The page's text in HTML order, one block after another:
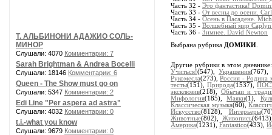
Т. АЛЬБИНОНИ АДАЖИО СОЛЬ-
МИНОР
Слушали: 4070 Комментарии: 7
Sarah Brightman & Andrea Bocelli
Слушали: 18146 Комментарии: 6
Queen - The Show must go on
Слушали: 5347 Комментарии: 2
Edi Line "Per aspera ad astra"
Слушали: 4032 Комментарии: 0
t.i.-what you know
Слушали: 9679 Комментарии: 0
Часть 32 - Это фантастика!
Часть 33 - От весны до осени.
Часть 34 - Осень в Пасадене.
Часть 35 - Волшебный мир
Часть 36 - Зимнее. David Newton
Выбрана рубрика ДОМИКИ
Другие рубрики в этом
Учиться!(547),Украшения(767),
Рукомесла(273),Россия - Родина
тесты(151),Природа(1537),
эксклюзив(218), Обычаи и
Мифология(185),Маяки(1),
Классическая музыка(60),
Искусство(8128), Интерьеры
Животные(802), Живопись
Америка(1231), Fantastico(433),